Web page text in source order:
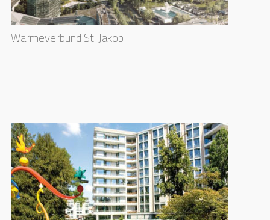
Wärmeverbund St. Jakob